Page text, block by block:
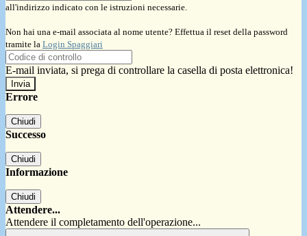
all'indirizzo indicato con le istruzioni necessarie.
Non hai una e-mail associata al nome utente? Effettua il reset della password
tramite la Login Spaggiari
E-mail inviata, si prega di controllare la casella di posta elettronica!
Errore
Chiudi
Successo
Chiudi
Informazione
Chiudi
Attendere...
Attendere il completamento dell'operazione...